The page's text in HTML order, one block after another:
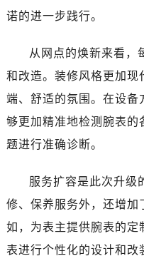
诺的进一步践行。
从网点的焕新来看，
和改造。装修风格更加现
端、舒适的氛围。在设备
够更加精准地检测腕表的
题进行准确诊断。
服务扩容是此次升级
修、保养服务外，还增加
如，为表主提供腕表的定
表进行个性化的设计和改